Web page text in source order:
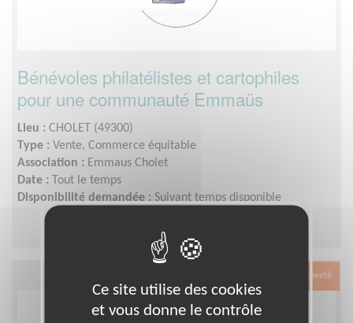
Bénévoles philatélistes et cartophiles
pour une communauté Emmaüs
Lieu : CHOLET (49300)
Type : Vente, Commerce équitable
Association : Emmaus Cholet
Date : Tout le temps
Disponibilité demandée : Suivant temps disponible
Exclusion & Pauvreté
Ce site utilise des cookies
et vous donne le contrôle